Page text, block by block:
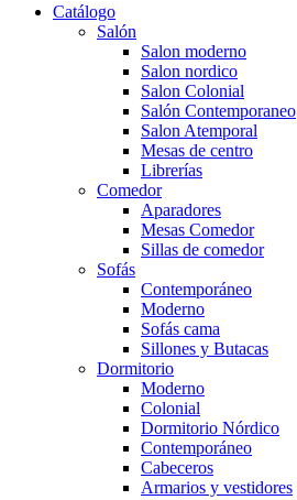
Catálogo
Salón
Salon moderno
Salon nordico
Salon Colonial
Salón Contemporaneo
Salon Atemporal
Mesas de centro
Librerías
Comedor
Aparadores
Mesas Comedor
Sillas de comedor
Sofás
Contemporáneo
Moderno
Sofás cama
Sillones y Butacas
Dormitorio
Moderno
Colonial
Dormitorio Nórdico
Contemporáneo
Cabeceros
Armarios y vestidores